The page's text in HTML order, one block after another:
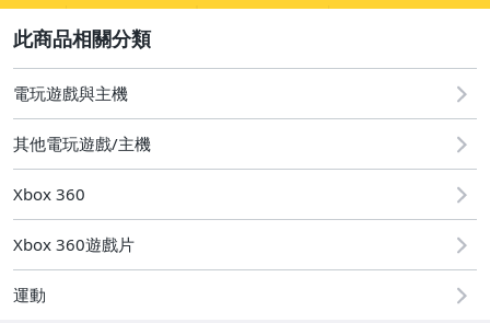
圖書/影音/文具
手機、配件與通訊
古董、藝術與礦石
美容保養與彩妝
電腦、平板與周邊
電玩遊戲與主機
其他電玩遊戲/主機
Xbox 360
Xbox 360遊戲片
運動